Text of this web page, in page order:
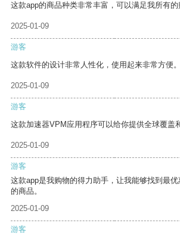
这款app的商品种类非常丰富，可以满足我所有的
2025-01-09
游客
这款软件的设计非常人性化，使用起来非常方便。
2025-01-09
游客
这款加速器VPM应用程序可以给你提供全球覆盖
2025-01-09
游客
这款app是我购物的得力助手，让我能够找到最
的商品。
2025-01-09
游客